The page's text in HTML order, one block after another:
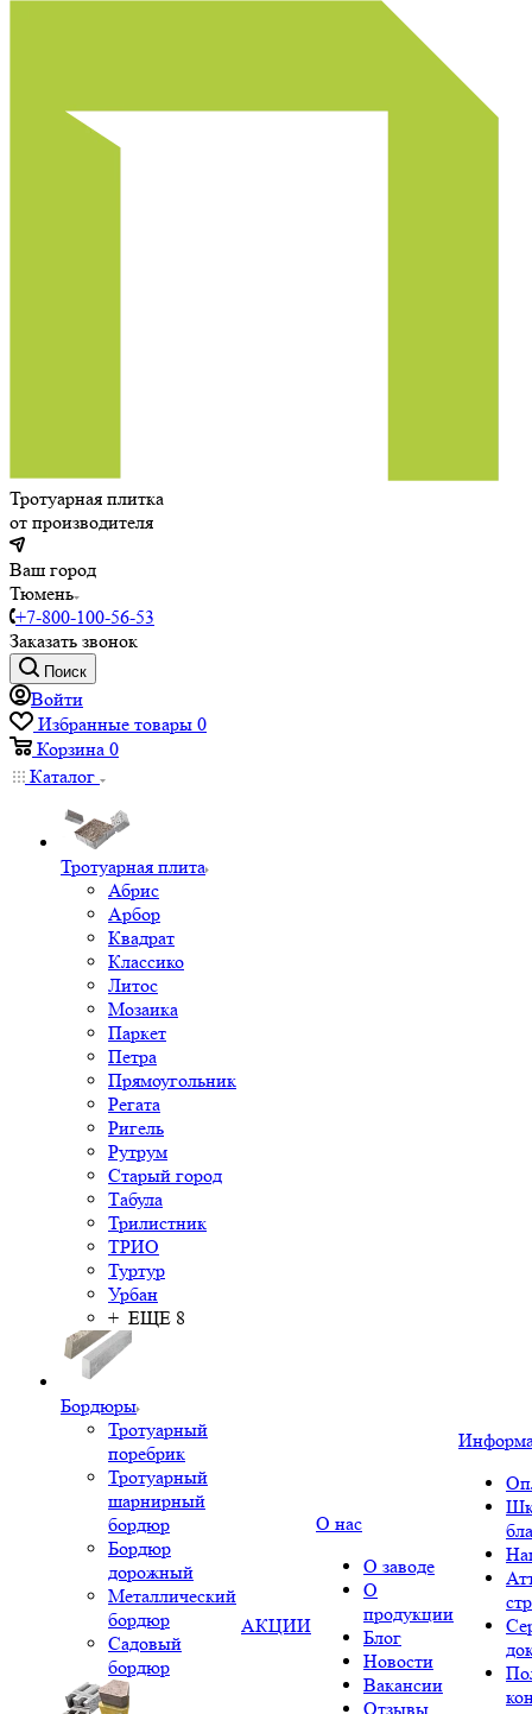
Тротуарная плитка
от производителя
Ваш город
Тюмень
+7-800-100-56-53
Заказать звонок
Поиск
Войти
Избранные товары 0
Корзина 0
Каталог
Тротуарная плита
Абрис
Арбор
Квадрат
Классико
Литос
Мозаика
Паркет
Петра
Прямоугольник
Регата
Ригель
Рутрум
Старый город
Табула
Трилистник
ТРИО
Туртур
Урбан
+ ЕЩЕ 8
Бордюры
Тротуарный
поребрик
Тротуарный
шарнирный
бордюр
Бордюр
дорожный
Металлический
бордюр
Садовый
бордюр
АКЦИИ
О нас
О заводе
О
продукции
Блог
Новости
Вакансии
Отзывы